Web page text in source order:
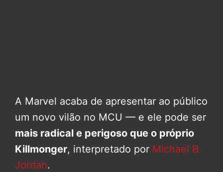
A Marvel acaba de apresentar ao público
um novo vilão no MCU — e ele pode ser
mais radical e perigoso que o próprio
Killmonger, interpretado por Michael B.
Jordan.